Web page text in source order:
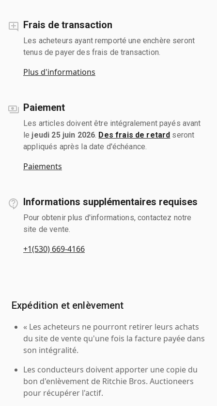
Frais de transaction
Les acheteurs ayant remporté une enchère seront
tenus de payer des frais de transaction.
Plus d'informations
Paiement
Les articles doivent être intégralement payés avant
le jeudi 25 juin 2026 Des frais de retard seront
appliqués après la date d'échéance.
Paiements
Informations supplémentaires requises
Pour obtenir plus d'informations, contactez notre
site de vente.
+1(530) 669-4166
Expédition et enlèvement
« Les acheteurs ne pourront retirer leurs achats
du site de vente qu'une fois la facture payée dans
son intégralité.
Les conducteurs doivent apporter une copie du
bon d'enlèvement de Ritchie Bros. Auctioneers
pour récupérer l'actif.